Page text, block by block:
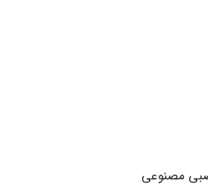
مصنوعی